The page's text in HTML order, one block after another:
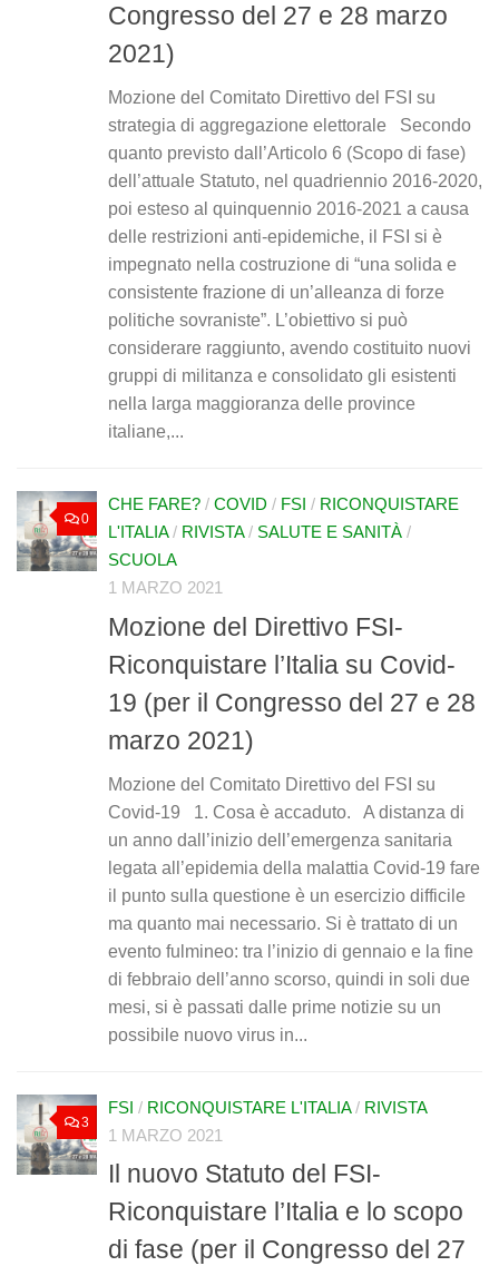
Congresso del 27 e 28 marzo
2021)
Mozione del Comitato Direttivo del FSI su
strategia di aggregazione elettorale Secondo
quanto previsto dall’Articolo 6 (Scopo di fase)
dell’attuale Statuto, nel quadriennio 2016-2020,
poi esteso al quinquennio 2016-2021 a causa
delle restrizioni anti-epidemiche, il FSI si è
impegnato nella costruzione di “una solida e
consistente frazione di un’alleanza di forze
politiche sovraniste”. L’obiettivo si può
considerare raggiunto, avendo costituito nuovi
gruppi di militanza e consolidato gli esistenti
nella larga maggioranza delle province
italiane,...
0
CHE FARE? / COVID / FSI / RICONQUISTARE
L'ITALIA/ RIVISTA/ SALUTE E SANITÀ /
SCUOLA
1 MARZO 2021
Mozione del Direttivo FSI-
Riconquistare l’Italia su Covid-
19 (per il Congresso del 27 e 28
marzo 2021)
Mozione del Comitato Direttivo del FSI su
Covid-19 1. Cosa è accaduto. A distanza di
un anno dall’inizio dell’emergenza sanitaria
legata all’epidemia della malattia Covid-19 fare
il punto sulla questione è un esercizio difficile
ma quanto mai necessario. Si è trattato di un
evento fulmineo: tra l’inizio di gennaio e la fine
di febbraio dell’anno scorso, quindi in soli due
mesi, si è passati dalle prime notizie su un
possibile nuovo virus in...
3
FSI / RICONQUISTARE L'ITALIA/ RIVISTA
1 MARZO 2021
Il nuovo Statuto del FSI-
Riconquistare l’Italia e lo scopo
di fase (per il Congresso del 27